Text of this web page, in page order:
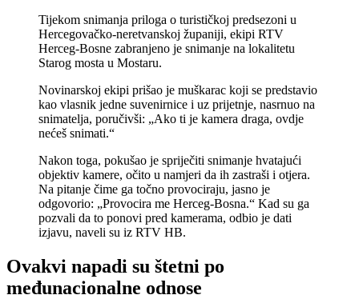
Tijekom snimanja priloga o turističkoj predsezoni u
Hercegovačko-neretvanskoj županiji, ekipi RTV
Herceg-Bosne zabranjeno je snimanje na lokalitetu
Starog mosta u Mostaru.
Novinarskoj ekipi prišao je muškarac koji se predstavio
kao vlasnik jedne suvenirnice i uz prijetnje, nasrnuo na
snimatelja, poručivši: „Ako ti je kamera draga, ovdje
nećeš snimati.“
Nakon toga, pokušao je spriječiti snimanje hvatajući
objektiv kamere, očito u namjeri da ih zastraši i otjera.
Na pitanje čime ga točno provociraju, jasno je
odgovorio: „Provocira me Herceg-Bosna.“ Kad su ga
pozvali da to ponovi pred kamerama, odbio je dati
izjavu, naveli su iz RTV HB.
Ovakvi napadi su štetni po
međunacionalne odnose